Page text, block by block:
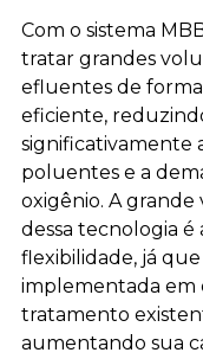
Com o sistema
tratar grandes
efluentes de
eficiente,
significativamente
poluentes e a
oxigênio. A grande
dessa tecnologia é
flexibilidade, já
implementada em
tratamento
aumentando sua